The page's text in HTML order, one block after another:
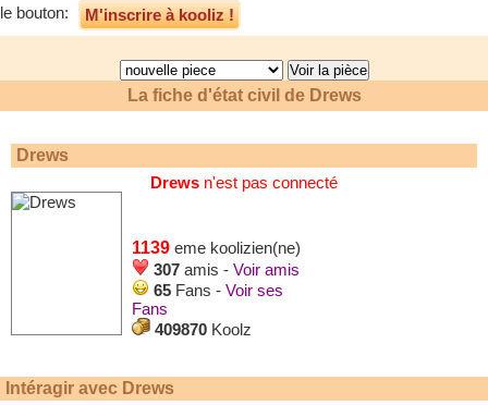
le bouton:
M'inscrire à kooliz !
La fiche d'état civil de Drews
Drews
Drews n'est pas connecté
1139 eme koolizien(ne)
307 amis - Voir amis
65 Fans - Voir ses
Fans
409870 Koolz
Intéragir avec Drews